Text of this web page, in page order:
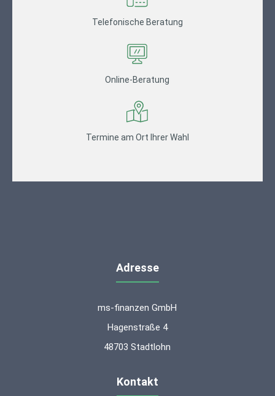
Telefonische Beratung
Online-Beratung
Termine am Ort Ihrer Wahl
Adresse
ms-finanzen GmbH
Hagenstraße 4
48703 Stadtlohn
Kontakt